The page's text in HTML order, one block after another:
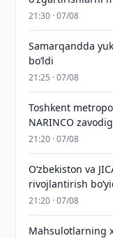
21:30 · 07/08
Samarqandda
bo‘ldi
21:25 · 07/08
Toshkent
NARINCO
21:20 · 07/08
Oʻzbekiston va
rivojlantirish
21:20 · 07/08
Mahsulotlarning